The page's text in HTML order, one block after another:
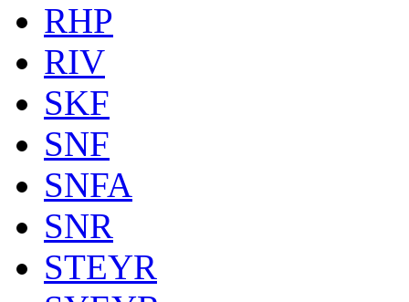
RHP
RIV
SKF
SNF
SNFA
SNR
STEYR